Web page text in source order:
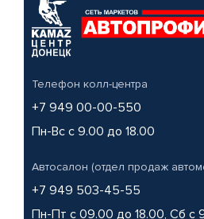
Телефон колл-центра
+7 949 00-00-550
Пн-Вс с 9.00 до 18.00
Автосалон (отдел продаж
+7 949 503-45-55
Пн-Пт с 09.00 до 18.00, Сб с